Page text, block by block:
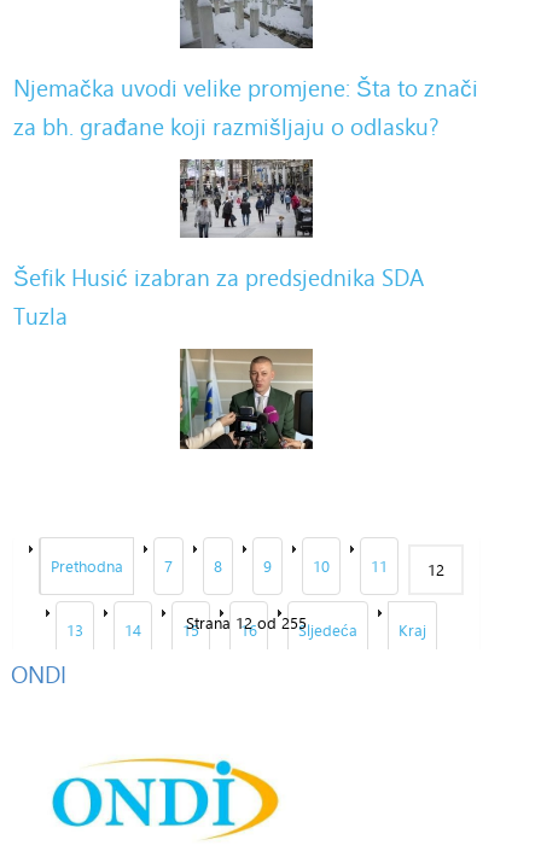
Njemačka uvodi velike promjene: Šta to znači
za bh. građane koji razmišljaju o odlasku?
Šefik Husić izabran za predsjednika SDA
Tuzla
Prethodna 7 8 9 10 11 12
13 14 15 16 Sljedeća Kraj
Strana 12 od 255
ONDI